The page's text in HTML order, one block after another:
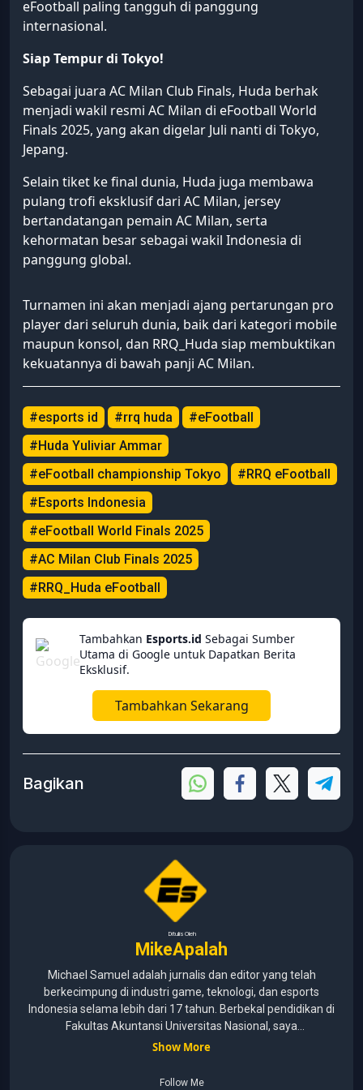
eFootball paling tangguh di panggung
internasional.
Siap Tempur di Tokyo!
Sebagai juara AC Milan Club Finals, Huda berhak
menjadi wakil resmi AC Milan di eFootball World
Finals 2025, yang akan digelar Juli nanti di Tokyo,
Jepang.
Selain tiket ke final dunia, Huda juga membawa
pulang trofi eksklusif dari AC Milan, jersey
bertandatangan pemain AC Milan, serta
kehormatan besar sebagai wakil Indonesia di
panggung global.
Turnamen ini akan menjadi ajang pertarungan pro
player dari seluruh dunia, baik dari kategori mobile
maupun konsol, dan RRQ_Huda siap membuktikan
kekuatannya di bawah panji AC Milan.
#esports id #rrq huda
#eFootball
#Huda Yuliviar Ammar
#eFootball championship Tokyo
#RRQ eFootball
#Esports Indonesia
#eFootball World Finals 2025
#AC Milan Club Finals 2025
#RRQ_Huda eFootball
Tambahkan Esports.id Sebagai Sumber
Utama di Google untuk Dapatkan Berita
Eksklusif.
Tambahkan Sekarang
Bagikan
Ditulis Oleh
MikeApalah
Michael Samuel adalah jurnalis dan editor yang telah
berkecimpung di industri game, teknologi, dan esports
Indonesia selama lebih dari 17 tahun. Berbekal pendidikan di
Fakultas Akuntansi Universitas Nasional, saya
menggabungkan kemampuan analisis dengan pengalaman
pernah menangani berbagai peran, mulai dari reporter, editor,
Show More
Follow Me